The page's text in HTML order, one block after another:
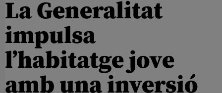
La Generalitat
impulsa
l’habitatge jove
amb una inversió